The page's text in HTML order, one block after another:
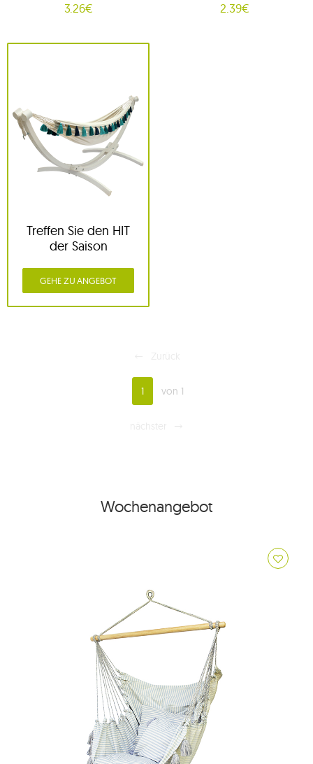
3.26€ 2.39€
Treffen Sie den HIT
der Saison
GEHE ZU ANGEBOT
1 von 1
Wochenangebot